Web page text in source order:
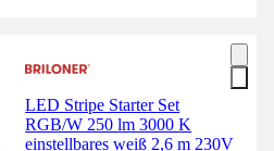
LED Stripe Starter Set
RGB/W 250 lm 3000 K
einstellbares weiß 2,6 m 230V